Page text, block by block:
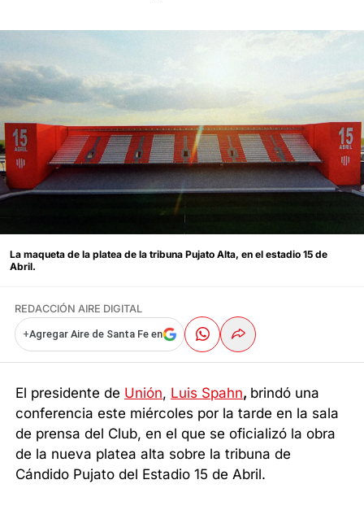
La maqueta de la platea de la tribuna Pujato Alta, en el estadio 15 de
Abril.
REDACCIÓN AIRE DIGITAL
+Agregar Aire de Santa Fe en
El presidente de Unión, Luis Spahn, brindó una
conferencia este miércoles por la tarde en la sala
de prensa del Club, en el que se oficializó la obra
de la nueva platea alta sobre la tribuna de
Cándido Pujato del Estadio 15 de Abril.